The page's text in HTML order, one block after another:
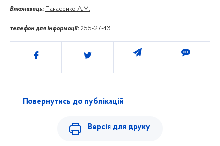
Виконавець: Панасенко А.М.
телефон для інформації: 255-27-43
Поділитись
Повернутись до публікацій
Версія для друку